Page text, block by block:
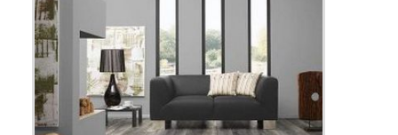
defeituosas. ...